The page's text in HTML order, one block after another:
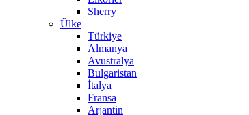
Sherry
Ülke
Türkiye
Almanya
Avustralya
Bulgaristan
İtalya
Fransa
Arjantin